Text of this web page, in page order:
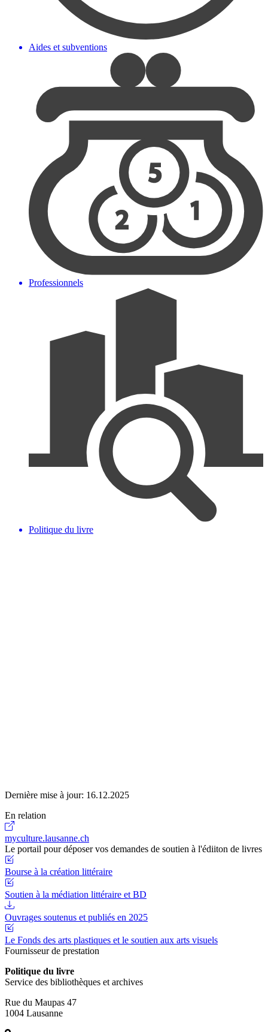
Aides et subventions
Professionnels
Politique du livre
Dernière mise à jour: 16.12.2025
En relation
myculture.lausanne.ch
Le portail pour déposer vos demandes de soutien à l'édiiton de livres
Bourse à la création littéraire
Soutien à la médiation littéraire et BD
Ouvrages soutenus et publiés en 2025
Le Fonds des arts plastiques et le soutien aux arts visuels
Fournisseur de prestation
Politique du livre
Service des bibliothèques et archives
Rue du Maupas 47
1004 Lausanne